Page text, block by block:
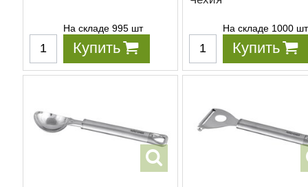
На складе 995 шт
Купить
На складе 1000 шт
Купить